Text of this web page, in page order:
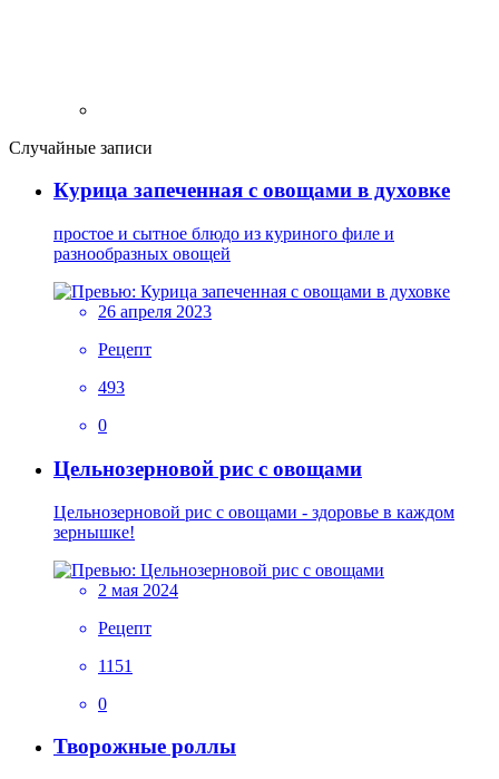
Случайные записи
Курица запеченная с овощами в духовке
простое и сытное блюдо из куриного филе и
разнообразных овощей
26 апреля 2023
Рецепт
493
0
Цельнозерновой рис с овощами
Цельнозерновой рис с овощами - здоровье в каждом
зернышке!
2 мая 2024
Рецепт
1151
0
Творожные роллы